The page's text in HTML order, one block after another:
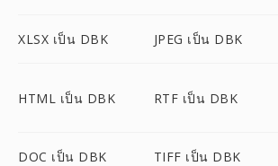
XLSX เป็น DBK JPEG เป็น DBK
HTML เป็น DBK RTF เป็น DBK
DOC เป็น DBK TIFF เป็น DBK